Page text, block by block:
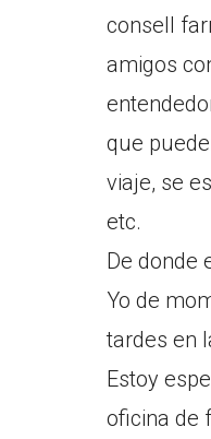
consell
amigos
que
viaje, se
etc.
De donde
Yo de
tardes en
Estoy
oficina de